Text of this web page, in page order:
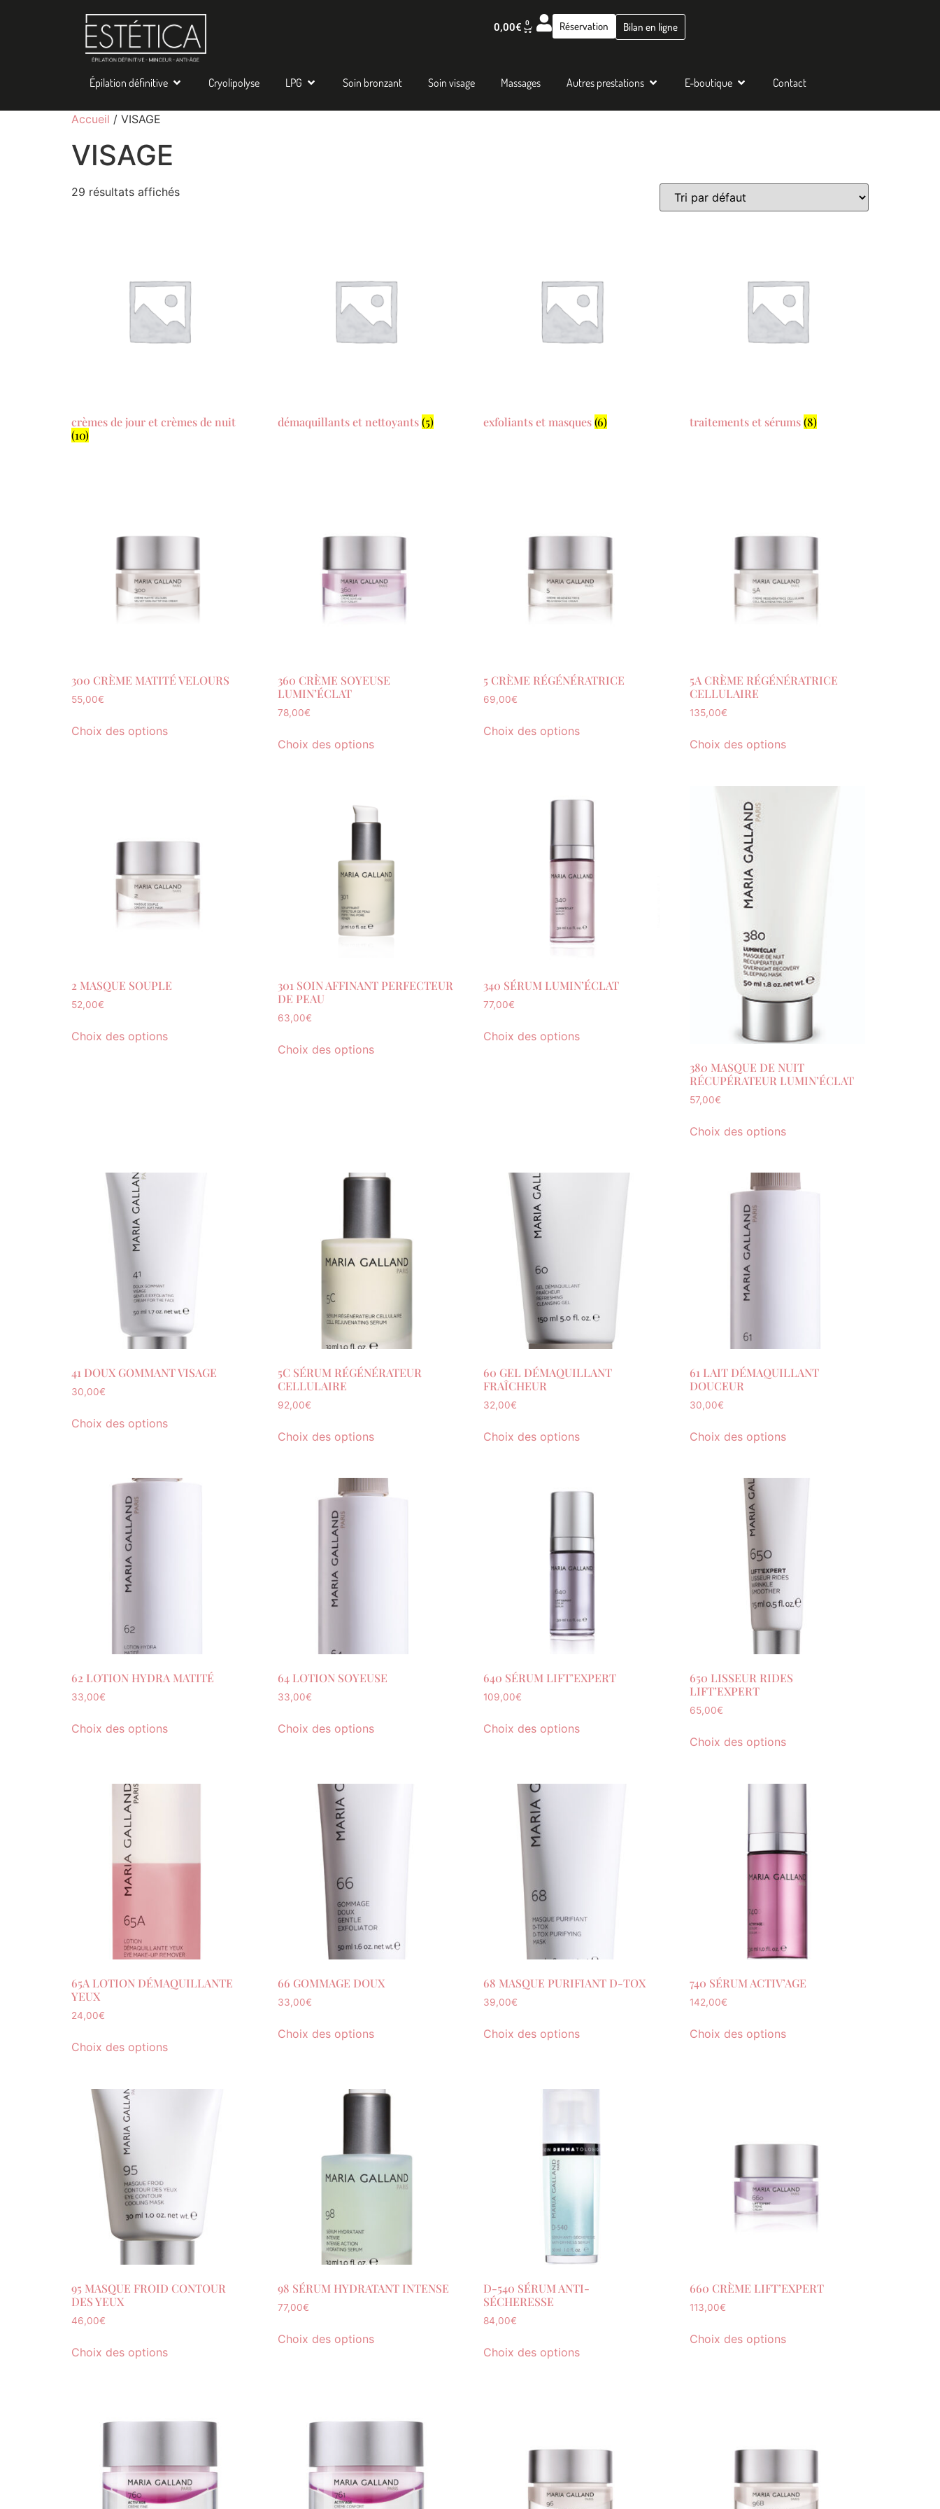
0,00€ 0 Réservation Bilan en ligne
Épilation définitive Cryolipolyse LPG Soin bronzant Soin visage Massages Autres prestations E-boutique Contact
Accueil / VISAGE
VISAGE
29 résultats affichés
crèmes de jour et crèmes de nuit
(10)
démaquillants et nettoyants(5) exfoliants et masques(6) traitements et sérums(8)
300 CRÈME MATITÉ VELOURS
55,00€
Choix des options
360 CRÈME SOYEUSE
LUMIN’ÉCLAT
78,00€
Choix des options
5 CRÈME RÉGÉNÉRATRICE
69,00€
Choix des options
5A CRÈME RÉGÉNÉRATRICE
CELLULAIRE
135,00€
Choix des options
2 MASQUE SOUPLE
52,00€
Choix des options
301 SOIN AFFINANT PERFECTEUR
DE PEAU
63,00€
Choix des options
340 SÉRUM LUMIN’ÉCLAT
77,00€
Choix des options
380 MASQUE DE NUIT
RÉCUPÉRATEUR LUMIN’ÉCLAT
57,00€
Choix des options
41 DOUX GOMMANT VISAGE
30,00€
Choix des options
5C SÉRUM RÉGÉNÉRATEUR
CELLULAIRE
92,00€
Choix des options
60 GEL DÉMAQUILLANT
FRAÎCHEUR
32,00€
Choix des options
61 LAIT DÉMAQUILLANT
DOUCEUR
30,00€
Choix des options
62 LOTION HYDRA MATITÉ
33,00€
Choix des options
64 LOTION SOYEUSE
33,00€
Choix des options
640 SÉRUM LIFT’EXPERT
109,00€
Choix des options
650 LISSEUR RIDES
LIFT’EXPERT
65,00€
Choix des options
65A LOTION DÉMAQUILLANTE
YEUX
24,00€
Choix des options
66 GOMMAGE DOUX
33,00€
Choix des options
68 MASQUE PURIFIANT D-TOX
39,00€
Choix des options
740 SÉRUM ACTIV’AGE
142,00€
Choix des options
95 MASQUE FROID CONTOUR
DES YEUX
46,00€
Choix des options
98 SÉRUM HYDRATANT INTENSE
77,00€
Choix des options
D-540 SÉRUM ANTI-
SÉCHERESSE
84,00€
Choix des options
660 CRÈME LIFT’EXPERT
113,00€
Choix des options